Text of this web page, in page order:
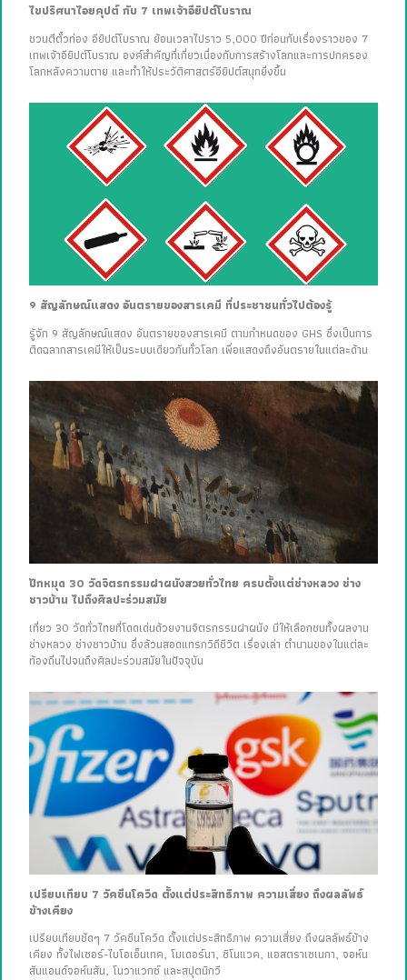
ไขปริศนาไอยคุปต์ กับ 7 เทพเจ้าอียิปต์โบราณ
ชวนตีตั๋วท่อง อียิปต์โบราณ ย้อนเวลาไปราว 5,000 ปีก่อนกับเรื่องราวของ 7
เทพเจ้าอียิปต์โบราณ องค์สำคัญที่เกี่ยวเนื่องกับการสร้างโลกและการปกครอง
โลกหลังความตาย และทำให้ประวัติศาสตร์อียิปต์สนุกยิ่งขึ้น
9 สัญลักษณ์แสดง อันตรายของสารเคมี ที่ประชาชนทั่วไปต้องรู้
รู้จัก 9 สัญลักษณ์แสดง อันตรายของสารเคมี ตามกำหนดของ GHS ซึ่งเป็นการ
ติดฉลากสารเคมีให้เป็นระบบเดียวกันทั่วโลก เพื่อแสดงถึงอันตรายในแต่ละด้าน
ปักหมุด 30 วัดจิตรกรรมฝาผนังสวยทั่วไทย ครบตั้งแต่ช่างหลวง ช่าง
ชาวบ้าน ไปถึงศิลปะร่วมสมัย
เที่ยว 30 วัดทั่วไทยที่โดดเด่นด้วยงานจิตรกรรมฝาผนัง มีให้เลือกชมทั้งผลงาน
ช่างหลวง ช่างชาวบ้าน ซึ่งล้วนสอดแทรกวิถีชีวิต เรื่องเล่า ตำนานของในแต่ละ
ท้องถิ่นไปจนถึงศิลปะร่วมสมัยในปัจจุบัน
เปรียบเทียบ 7 วัคซีนโควิด ตั้งแต่ประสิทธิภาพ ความเสี่ยง ถึงผลลัพธ์
ข้างเคียง
เปรียบเทียบชัดๆ 7 วัคซีนโควิด ตั้งแต่ประสิทธิภาพ ความเสี่ยง ถึงผลลัพธ์ข้าง
เคียง ทั้งไฟเซอร์-ไบโอเอ็นเทค, โมเดอร์นา, ซิโนแวค, แอสตราเซเนกา, จอห์น
สันแอนด์จอห์นสัน, โนวาแวกซ์ และสปุตนิกวี